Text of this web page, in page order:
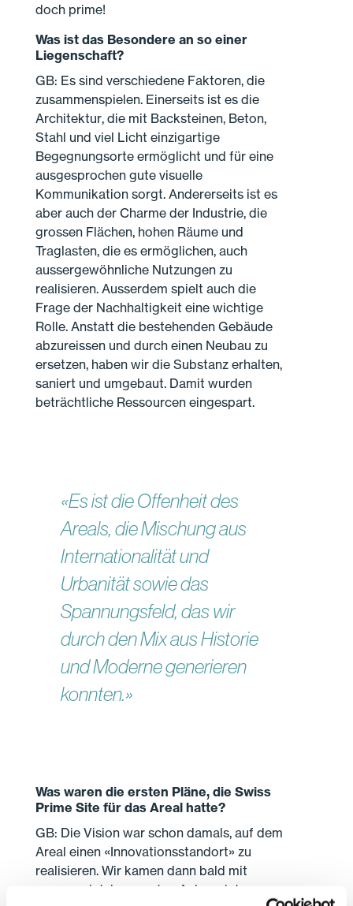
doch prime!
Was ist das Besondere an so einer
Liegenschaft?
GB: Es sind verschiedene Faktoren, die
zusammenspielen. Einerseits ist es die
Architektur, die mit Backsteinen, Beton,
Stahl und viel Licht einzigartige
Begegnungsorte ermöglicht und für eine
ausgesprochen gute visuelle
Kommunikation sorgt. Andererseits ist es
aber auch der Charme der Industrie, die
grossen Flächen, hohen Räume und
Traglasten, die es ermöglichen, auch
aussergewöhnliche Nutzungen zu
realisieren. Ausserdem spielt auch die
Frage der Nachhaltigkeit eine wichtige
Rolle. Anstatt die bestehenden Gebäude
abzureissen und durch einen Neubau zu
ersetzen, haben wir die Substanz erhalten,
saniert und umgebaut. Damit wurden
beträchtliche Ressourcen eingespart.
«Es ist die Offenheit des
Areals, die Mischung aus
Internationalität und
Urbanität sowie das
Spannungsfeld, das wir
durch den Mix aus Historie
und Moderne generieren
konnten.»
Was waren die ersten Pläne, die Swiss
Prime Site für das Areal hatte?
GB: Die Vision war schon damals, auf dem
Areal einen «Innovationsstandort» zu
realisieren. Wir kamen dann bald mit
unserem jetzigen ersten Ankermieter